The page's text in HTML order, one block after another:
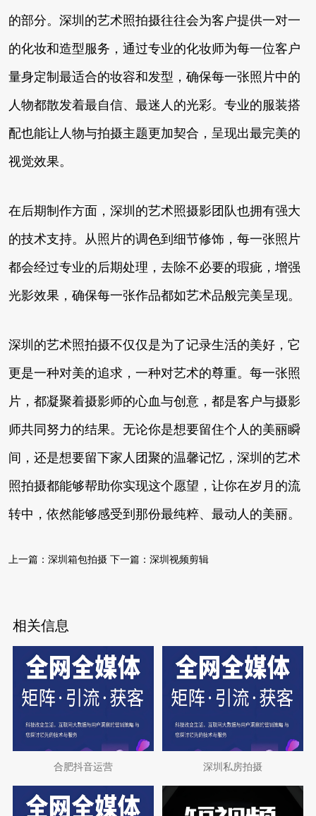
的部分。深圳的艺术照拍摄往往会为客户提供一对一
的化妆和造型服务，通过专业的化妆师为每一位客户
量身定制最适合的妆容和发型，确保每一张照片中的
人物都散发着最自信、最迷人的光彩。专业的服装搭
配也能让人物与拍摄主题更加契合，呈现出最完美的
视觉效果。
在后期制作方面，深圳的艺术照摄影团队也拥有强大
的技术支持。从照片的调色到细节修饰，每一张照片
都会经过专业的后期处理，去除不必要的瑕疵，增强
光影效果，确保每一张作品都如艺术品般完美呈现。
深圳的艺术照拍摄不仅仅是为了记录生活的美好，它
更是一种对美的追求，一种对艺术的尊重。每一张照
片，都凝聚着摄影师的心血与创意，都是客户与摄影
师共同努力的结果。无论你是想要留住个人的美丽瞬
间，还是想要留下家人团聚的温馨记忆，深圳的艺术
照拍摄都能够帮助你实现这个愿望，让你在岁月的流
转中，依然能够感受到那份最纯粹、最动人的美丽。
上一篇： 深圳箱包拍摄 下一篇： 深圳视频剪辑
相关信息
合肥抖音运营 深圳私房拍摄